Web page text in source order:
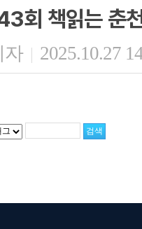
회 책읽는 춘
자 | 2025.10.27